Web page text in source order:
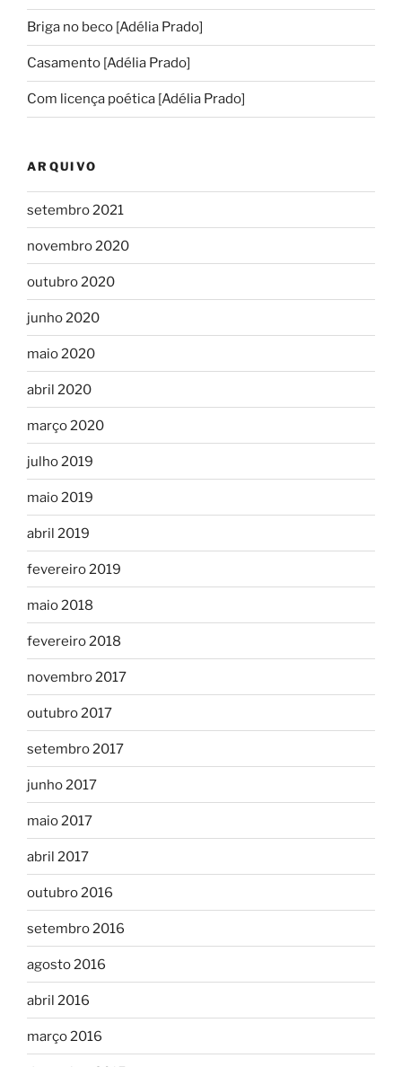
Briga no beco [Adélia Prado]
Casamento [Adélia Prado]
Com licença poética [Adélia Prado]
ARQUIVO
setembro 2021
novembro 2020
outubro 2020
junho 2020
maio 2020
abril 2020
março 2020
julho 2019
maio 2019
abril 2019
fevereiro 2019
maio 2018
fevereiro 2018
novembro 2017
outubro 2017
setembro 2017
junho 2017
maio 2017
abril 2017
outubro 2016
setembro 2016
agosto 2016
abril 2016
março 2016